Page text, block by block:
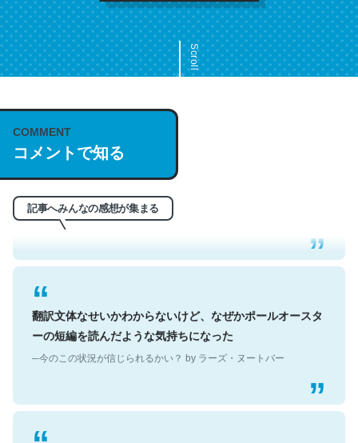
Scroll
COMMENT
コメントで知る
記事へみんなの感想が集まる
これは名文。彼はとてもクレバーなんだろうなと凄く思
う。英語少しでも読める人は原文もお勧め。自分はこの流
れ好き。Let’s Fucking Go. Then Covid hit. Shit.
─今のこの状況が信じられるかい？ by ラーズ・ヌートバー
翻訳文体なせいかわからないけど、なぜかポールオースタ
ーの短編を読んだような気持ちになった